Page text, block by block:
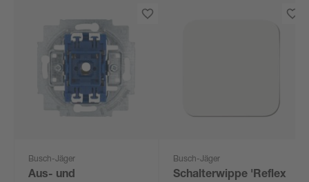
Busch-Jäger
Aus- und
Busch-Jäger
Schalterwippe 'Reflex